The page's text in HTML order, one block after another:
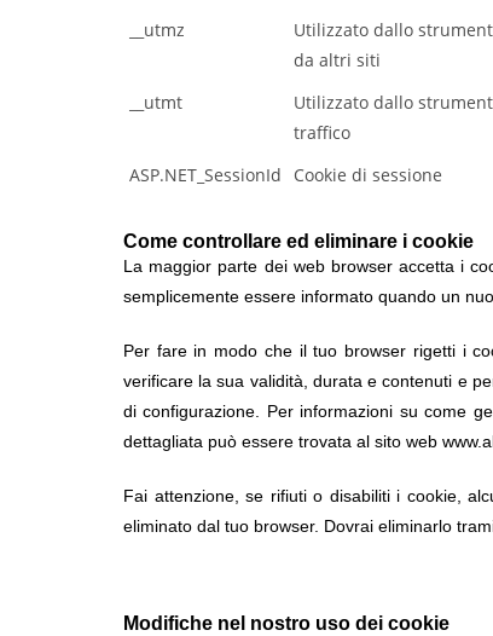
__utmz
Utilizzato dallo
da altri siti
__utmt
Utilizzato dallo
traffico
ASP.NET_SessionId Cookie di sessione
Come controllare ed eliminare i cookie
La maggior parte dei web browser accetta i
semplicemente essere informato quando un
Per fare in modo che il tuo browser rigetti i
verificare la sua validità, durata e contenuti e
di configurazione. Per informazioni su come
dettagliata può essere trovata al sito web
Fai attenzione, se rifiuti o disabiliti i cookie,
eliminato dal tuo browser. Dovrai eliminarlo
Modifiche nel nostro uso dei cookie